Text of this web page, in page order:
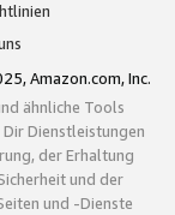
Amazon.com, Inc.
ähnliche Tools
Dir Dienstleistungen
der Erhaltung
und der
und -Dienste